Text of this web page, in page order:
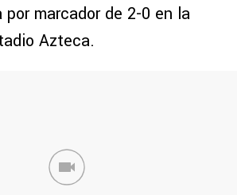
marcador de 2-0 en la
Azteca.